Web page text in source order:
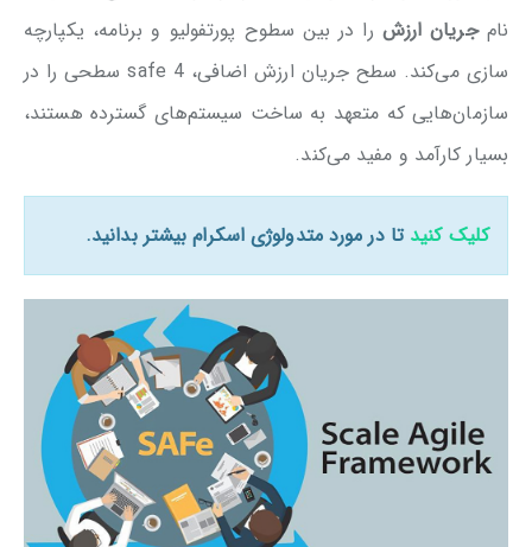
نامجریان ارزش را در بین سطوح پورتفولیو و برنامه، یکپارچه
سازی می‌کند. سطح جریان ارزش اضافی، safe 4 سطحی را در
سازمان‌هایی که متعهد به ساخت سیستم‌های گسترده هستند،
بسیار کارآمد و مفید می‌کند.
کلیک کنید تا در مورد متدولوژی اسکرام بیشتر بدانید.